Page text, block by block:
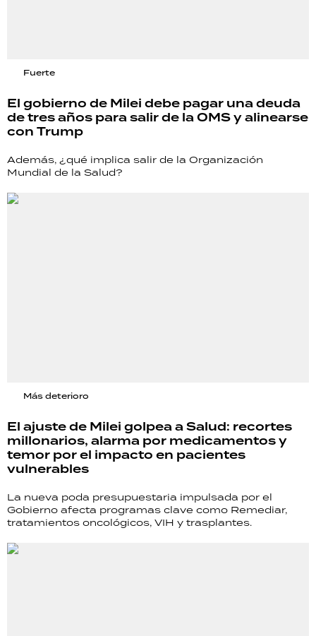
Fuerte
El gobierno de Milei debe pagar una deuda
de tres años para salir de la OMS y alinearse
con Trump
Además, ¿qué implica salir de la Organización
Mundial de la Salud?
Más deterioro
El ajuste de Milei golpea a Salud: recortes
millonarios, alarma por medicamentos y
temor por el impacto en pacientes
vulnerables
La nueva poda presupuestaria impulsada por el
Gobierno afecta programas clave como Remediar,
tratamientos oncológicos, VIH y trasplantes.